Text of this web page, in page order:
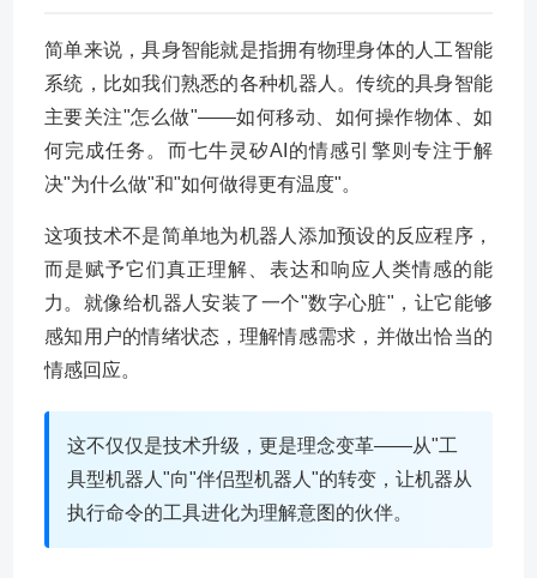
简单来说，具身智能就是指拥有物理身体的人工智能
系统，比如我们熟悉的各种机器人。传统的具身智能
主要关注"怎么做"——如何移动、如何操作物体、如
何完成任务。而七牛灵矽AI的情感引擎则专注于解
决"为什么做"和"如何做得更有温度"。
这项技术不是简单地为机器人添加预设的反应程序，
而是赋予它们真正理解、表达和响应人类情感的能
力。就像给机器人安装了一个"数字心脏"，让它能够
感知用户的情绪状态，理解情感需求，并做出恰当的
情感回应。
这不仅仅是技术升级，更是理念变革——从"工
具型机器人"向"伴侣型机器人"的转变，让机器从
执行命令的工具进化为理解意图的伙伴。